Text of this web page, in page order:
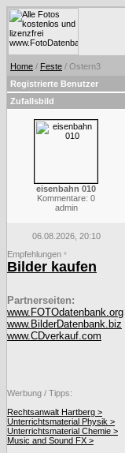
Home / Feste / Ostern3
Registrierte Benutzer
Zufallsbild
eisenbahn 010
Kommentare: 0
admin
06.08.2026, 20:10
Empfehlungen *
Bilder kaufen
Partnerseiten:
www.FOTOdatenbank.org
www.BilderDatenbank.biz
www.CDverkauf.com
Werbung / Tipps:
Rechtsanwalt Hartberg >
Unterrichtsmaterial Physik >
Unterrichtsmaterial Chemie >
Music and Sound FX >